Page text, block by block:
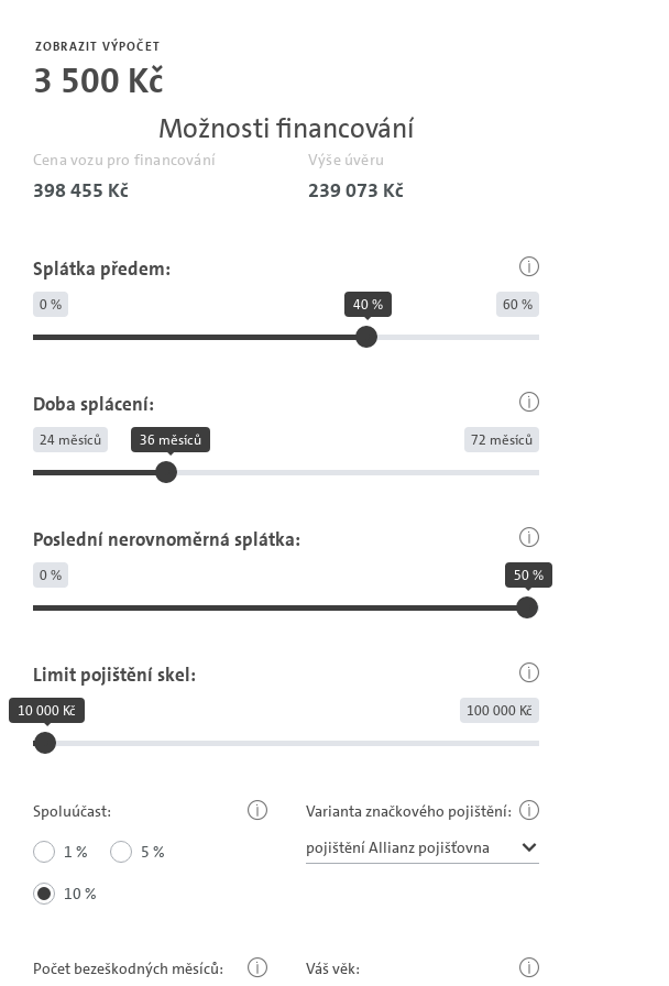
Cena vozu pro financování
398 455 Kč
Výše úvěru
239 073 Kč
Možnosti financování
ZOBRAZIT VÝPOČET
3 500 Kč
Splátka předem:
0 % 60 %
40 %
Doba splácení:
24 měsíců 72 měsíců
36 měsíců
Poslední nerovnoměrná splátka:
0 % 50 %
Varianta značkového pojištění:
Limit pojištění skel:
100 000 Kč
10 000 Kč
Spoluúčast:
1 % 5 %
10 %
Váš věk:
Počet bezeškodných měsíců:
měsíců